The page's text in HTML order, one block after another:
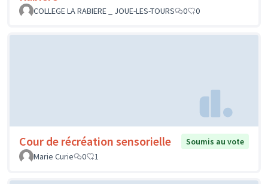
COLLEGE LA RABIERE _ JOUE-LES-TOURS
0 0
Cour de récréation sensorielle
Soumis au vote
Marie Curie
0 1